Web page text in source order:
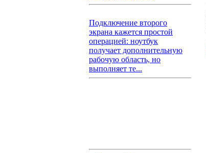
Подключение второго
экрана кажется простой
операцией: ноутбук
получает дополнительную
рабочую область, но
выполняет те...